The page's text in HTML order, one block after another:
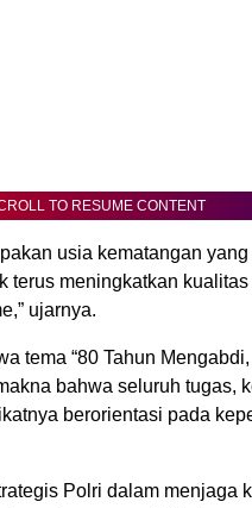
TO RESUME CONTENT
usia kematangan
terus meningkatkan
ujarnya.
tema “80 Tahun
bahwa seluruh tugas,
berorientasi pada
Polri dalam menjaga